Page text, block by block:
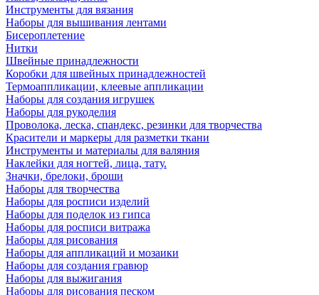
Инструменты для вязания
Наборы для вышивания лентами
Бисероплетение
Нитки
Швейные принадлежности
Коробки для швейных принадлежностей
Термоаппликации, клеевые аппликации
Наборы для создания игрушек
Наборы для рукоделия
Проволока, леска, спандекс, резинки для творчества
Красители и маркеры для разметки ткани
Инструменты и материалы для валяния
Наклейки для ногтей, лица, тату.
Значки, брелоки, броши
Наборы для творчества
Наборы для росписи изделий
Наборы для поделок из гипса
Наборы для росписи витража
Наборы для рисования
Наборы для аппликаций и мозаики
Наборы для создания гравюр
Наборы для выжигания
Наборы для рисования песком